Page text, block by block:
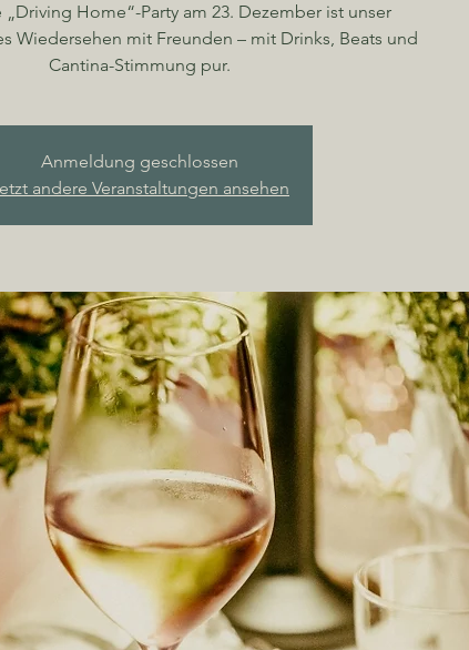
Home“-Party am 23. Dezember ist unser
Wiedersehen mit Freunden – mit Drinks, Beats und
Cantina-Stimmung pur.
Anmeldung geschlossen
andere Veranstaltungen ansehen